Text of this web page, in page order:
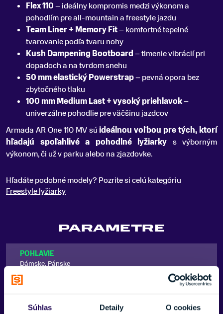
Súhlas Detaily O cookies
Flex 110– ideálny kompromis medzi výkonom a
pohodlím pre all-mountain a freestyle jazdu
Team Liner + Memory Fit– komfortné tepelné
tvarovanie podľa tvaru nohy
Kush Dampening Bootboard– tlmenie vibrácií pri
dopadoch a na tvrdom snehu
50 mm elastický Powerstrap– pevná opora bez
zbytočného tlaku
100 mm Medium Last + vysoký priehlavok–
univerzálne pohodlie pre väčšinu jazdcov
Armada AR One 110 MV súideálnou voľbou pre tých, ktorí
hľadajú spoľahlivé a pohodlné lyžiarky s výborným
výkonom, či už v parku alebo na zjazdovke.
Hľadáte podobné modely? Pozrite si celú kategóriu
Freestyle lyžiarky
PARAMETRE
POHLAVIE
Dámske, Pánske
ÚROVEŇ LYŽIARA
Pokročilý